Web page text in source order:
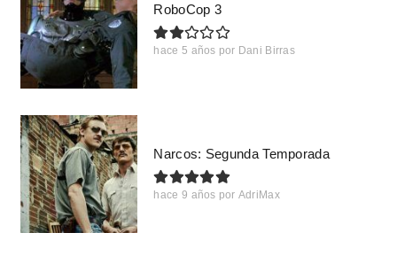
RoboCop 3
hace 5 años por Dani Birras
Narcos: Segunda Temporada
hace 9 años por AdriMax